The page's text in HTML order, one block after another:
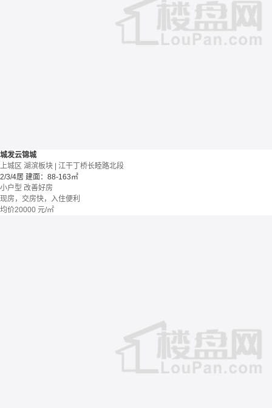
城发云锦城
上城区 湖滨板块 | 江干丁桥长睦路北段
2/3/4居 建面：88-163㎡
小户型 改善好房
现房，交房快，入住便利
均价20000 元/㎡